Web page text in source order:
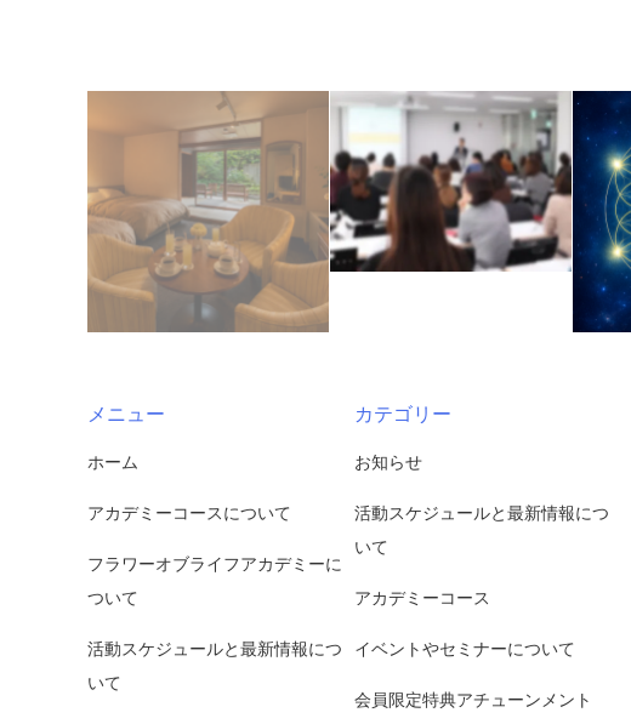
メニュー
ホーム
アカデミーコースについて
フラワーオブライフアカデミーに
ついて
活動スケジュールと最新情報につ
いて
カテゴリー
お知らせ
活動スケジュールと最新情報につ
いて
アカデミーコース
イベントやセミナーについて
会員限定特典アチューンメント